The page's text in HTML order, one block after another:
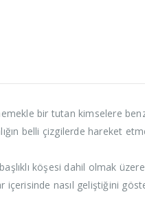
bir tutan kimselere
belli çizgilerde hareket
köşesi dahil olmak
içerisinde nasıl geliştiğini